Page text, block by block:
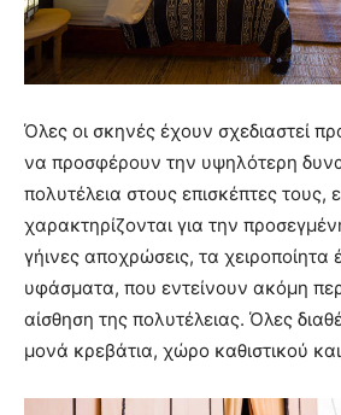
Όλες οι σκηνές έχουν σχεδιαστεί
να προσφέρουν την υψηλότερη
πολυτέλεια στους επισκέπτες τους,
χαρακτηρίζονται για την
γήινες αποχρώσεις, τα χειροποίητα
υφάσματα, που εντείνουν ακόμη
αίσθηση της πολυτέλειας. Όλες
μονά κρεβάτια, χώρο καθιστικού και